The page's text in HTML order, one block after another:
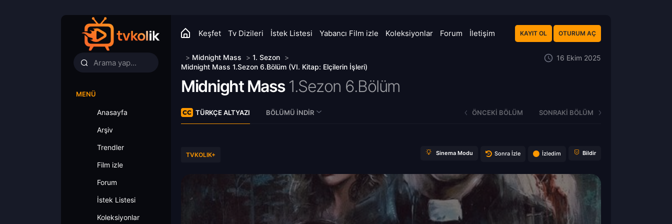
Keşfet Tv Dizileri İstek Listesi Yabancı Film izle Koleksiyonlar Forum İletişim KAYIT OL OTURUM AÇ
MENÜ
Anasayfa
Arşiv
Trendler
Film izle
Forum
İstek Listesi
Koleksiyonlar
> Midnight Mass > 1. Sezon >
Midnight Mass 1.Sezon 6.Bölüm (VI. Kitap: Elçilerin İşleri)
16 Ekim 2025
Midnight Mass 1.Sezon 6.Bölüm
TÜRKÇE ALTYAZI BÖLÜMÜ İNDIR ÖNCEKI BÖLÜM SONRAKI BÖLÜM
TVKOLIK+ Sinema Modu Sonra İzle İzledim Bildir